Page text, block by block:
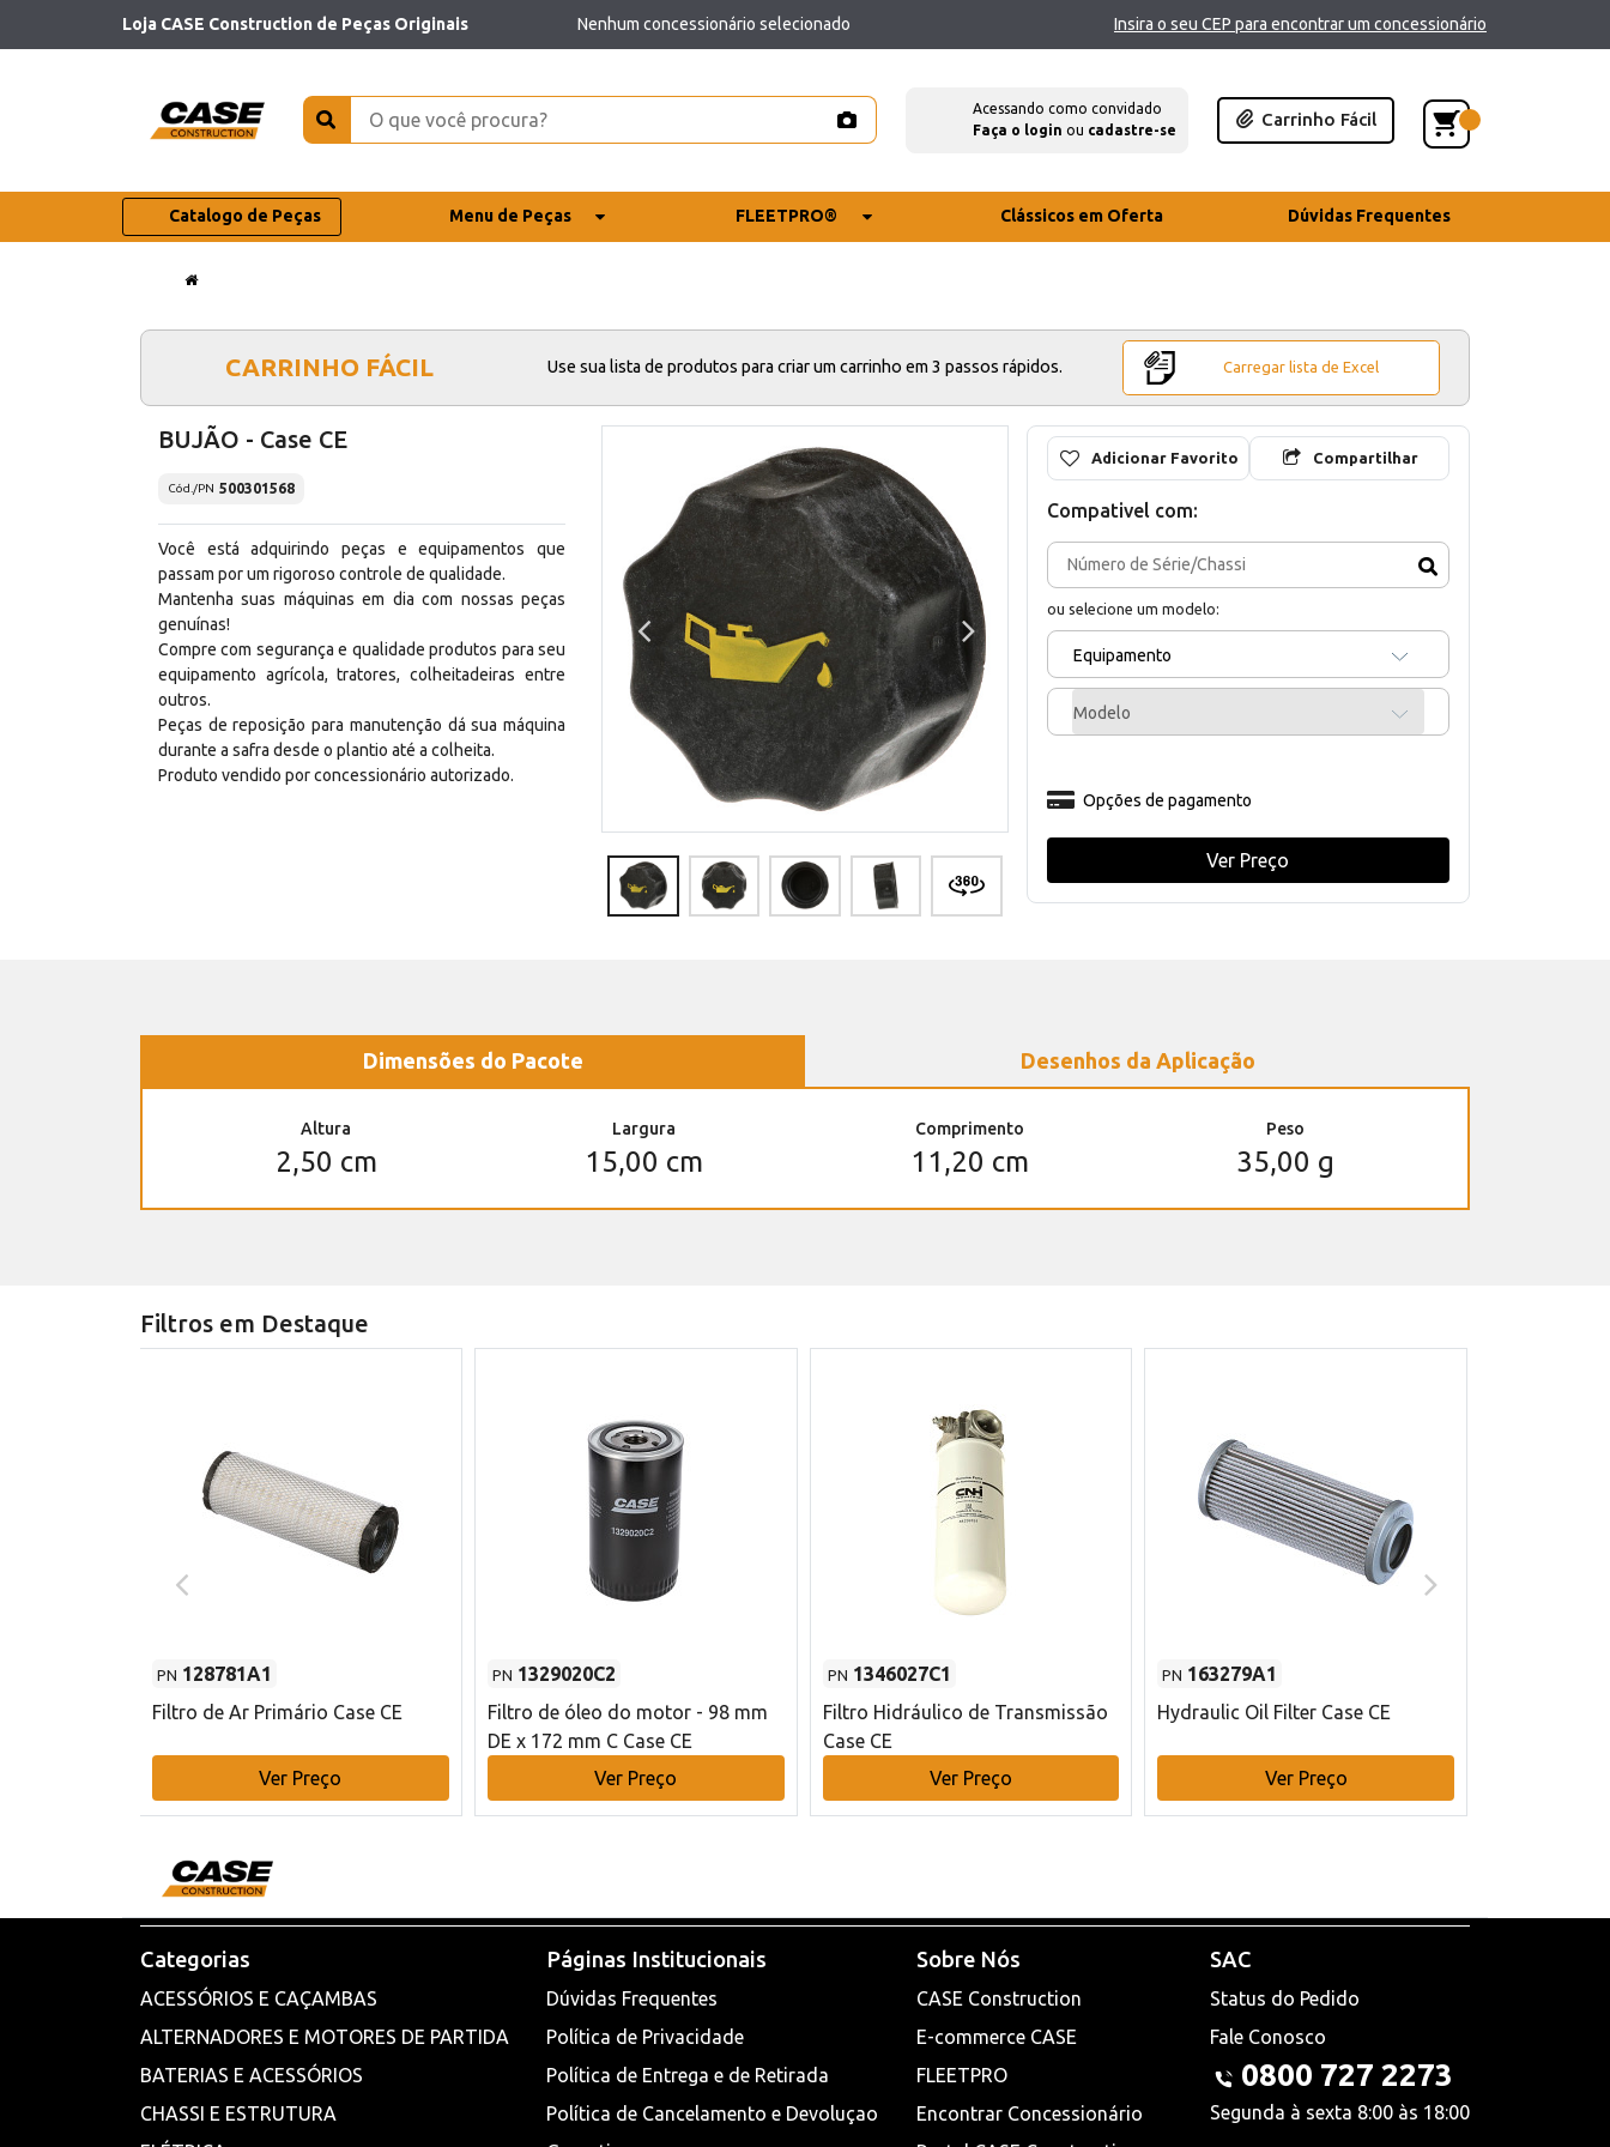
Loja CASE Construction de Peças Originais Nenhum concessionário selecionado Insira o seu CEP para encontrar um concessionário
Acessando como convidado
Faça o login ou cadastre-se
Carrinho Fácil
Catalogo de Peças Menu de Peças FLEETPRO® Clássicos em Oferta Dúvidas Frequentes
CARRINHO FÁCIL Use sua lista de produtos para criar um carrinho em 3 passos rápidos. Carregar lista de Excel
BUJÃO - Case CE
Cód./PN 500301568
Você está adquirindo peças e equipamentos que
passam por um rigoroso controle de qualidade.
Mantenha suas máquinas em dia com nossas peças
genuínas!
Compre com segurança e qualidade produtos para seu
equipamento agrícola, tratores, colheitadeiras entre
outros.
Peças de reposição para manutenção dá sua máquina
durante a safra desde o plantio até a colheita.
Produto vendido por concessionário autorizado.
Adicionar Favorito Compartilhar
Compativel com:
ou selecione um modelo:
Equipamento
Modelo
Opções de pagamento
Ver Preço
Dimensões do Pacote Desenhos da Aplicação
Altura
2,50 cm
Largura
15,00 cm
Comprimento
11,20 cm
Peso
35,00 g
Filtros em Destaque
PN 128781A1
Filtro de Ar Primário Case CE
Ver Preço
PN 1329020C2
Filtro de óleo do motor - 98 mm
DE x 172 mm C Case CE
Ver Preço
PN 1346027C1
Filtro Hidráulico de Transmissão
Case CE
Ver Preço
PN 163279A1
Hydraulic Oil Filter Case CE
Ver Preço
Categorias
ACESSÓRIOS E CAÇAMBAS
ALTERNADORES E MOTORES DE PARTIDA
BATERIAS E ACESSÓRIOS
CHASSI E ESTRUTURA
Páginas Institucionais
Dúvidas Frequentes
Política de Privacidade
Política de Entrega e de Retirada
Política de Cancelamento e Devoluçao
Sobre Nós
CASE Construction
E-commerce CASE
FLEETPRO
Encontrar Concessionário
SAC
Status do Pedido
Fale Conosco
0800 727 2273
Segunda à sexta 8:00 às 18:00